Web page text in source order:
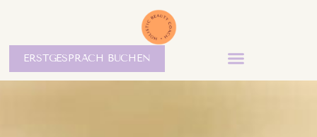
ERSTGESPRÄCH BUCHEN